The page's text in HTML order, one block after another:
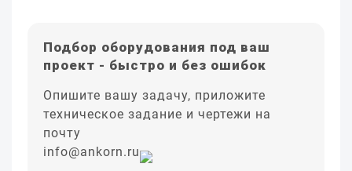
Подбор оборудования под ваш
проект - быстро и без ошибок
Опишите вашу задачу, приложите
техническое задание и чертежи на
почту
info@ankorn.ru